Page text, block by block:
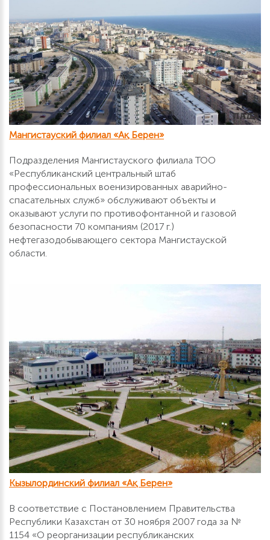
Мангистауский филиал «Ақ Берен»
Подразделения Мангистауского филиала ТОО
«Республиканский центральный штаб
профессиональных военизированных аварийно-
спасательных служб» обслуживают объекты и
оказывают услуги по противофонтанной и газовой
безопасности 70 компаниям (2017 г.)
нефтегазодобывающего сектора Мангистауской
области.
Кызылординский филиал «Ақ Берен»
В соответствие с Постановлением Правительства
Республики Казахстан от 30 ноября 2007 года за №
1154 «О реорганизации республиканских